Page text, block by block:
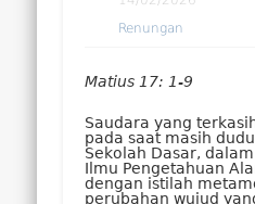
Renungan
Matius 17: 1-9
Saudara yang
pada saat masih
Sekolah Dasar,
Ilmu Pengetahuan
dengan istilah
perubahan wujud